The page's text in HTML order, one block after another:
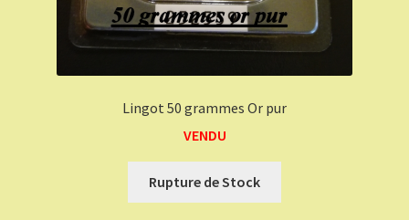
Lingot 50 grammes Or pur
VENDU
Rupture de Stock